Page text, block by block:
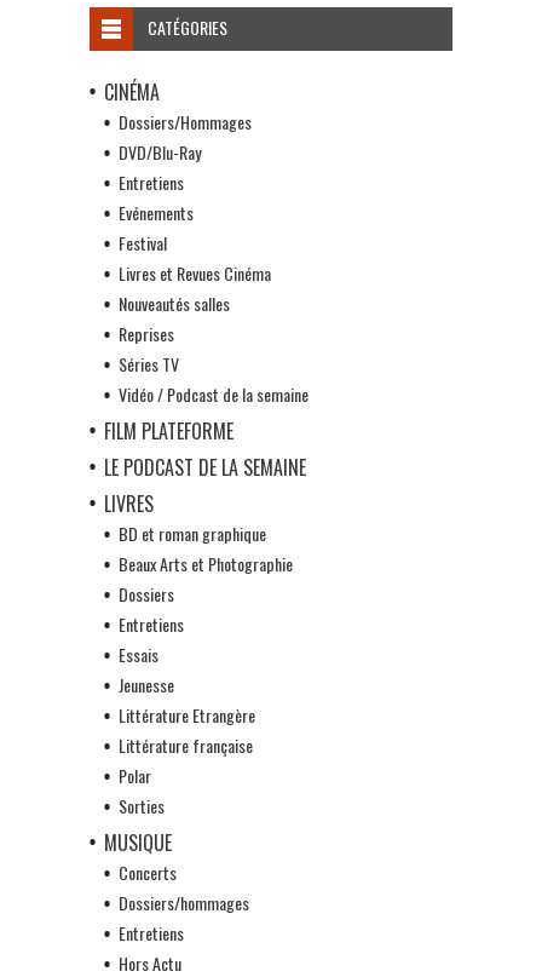
CATÉGORIES
CINÉMA
Dossiers/Hommages
DVD/Blu-Ray
Entretiens
Evénements
Festival
Livres et Revues Cinéma
Nouveautés salles
Reprises
Séries TV
Vidéo / Podcast de la semaine
FILM PLATEFORME
LE PODCAST DE LA SEMAINE
LIVRES
BD et roman graphique
Beaux Arts et Photographie
Dossiers
Entretiens
Essais
Jeunesse
Littérature Etrangère
Littérature française
Polar
Sorties
MUSIQUE
Concerts
Dossiers/hommages
Entretiens
Hors Actu